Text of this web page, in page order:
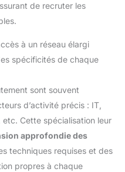
de recruter les
à un réseau élargi
spécificités de chaque
sont souvent
d’activité précis : IT,
Cette spécialisation leur
approfondie des
techniques requises et des
propres à chaque